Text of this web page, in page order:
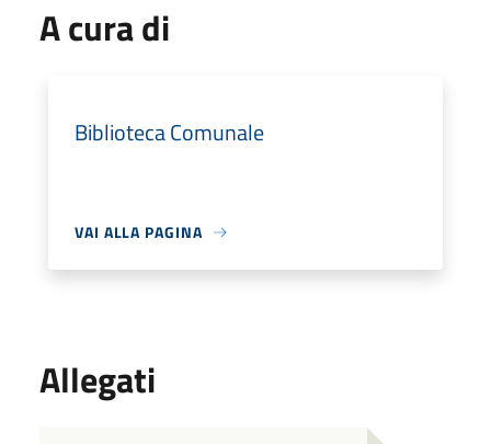
A cura di
Biblioteca Comunale
VAI ALLA PAGINA
Allegati